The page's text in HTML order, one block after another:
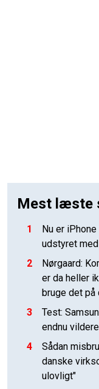
Mest læste
1
Nu er
udstyret
2
Nørgaard:
er da heller
bruge det på
3
Test:
endnu
4
Sådan
danske
ulovligt"